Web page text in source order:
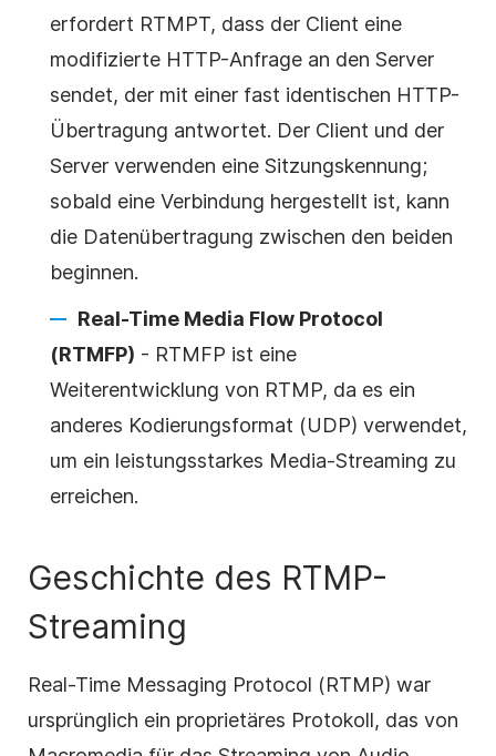
erfordert RTMPT, dass der Client eine
modifizierte HTTP-Anfrage an den Server
sendet, der mit einer fast identischen HTTP-
Übertragung antwortet. Der Client und der
Server verwenden eine Sitzungskennung;
sobald eine Verbindung hergestellt ist, kann
die Datenübertragung zwischen den beiden
beginnen.
Real-Time Media Flow Protocol
(RTMFP) - RTMFP ist eine
Weiterentwicklung von RTMP, da es ein
anderes Kodierungsformat (UDP) verwendet,
um ein leistungsstarkes Media-Streaming zu
erreichen.
Geschichte des RTMP-
Streaming
Real-Time Messaging Protocol (RTMP) war
ursprünglich ein proprietäres Protokoll, das von